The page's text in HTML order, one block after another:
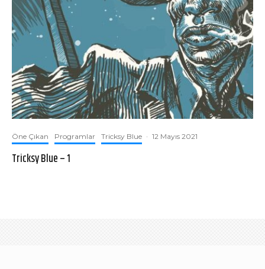
Öne Çıkan Programlar Tricksy Blue · 12 Mayıs 2021
Tricksy Blue – 1